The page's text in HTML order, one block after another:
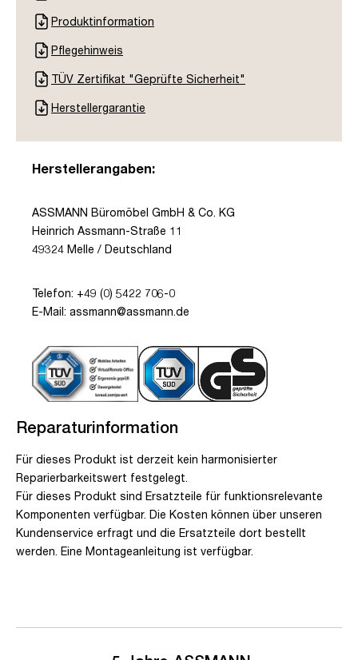
Produktinformation
Pflegehinweis
TÜV Zertifikat "Geprüfte Sicherheit"
Herstellergarantie
Herstellerangaben:
ASSMANN Büromöbel GmbH & Co. KG
Heinrich Assmann-Straße 11
49324 Melle / Deutschland
Telefon: +49 (0) 5422 706-0
E-Mail: assmann@assmann.de
Reparaturinformation
Für dieses Produkt ist derzeit kein harmonisierter
Reparierbarkeitswert festgelegt.
Für dieses Produkt sind Ersatzteile für funktionsrelevante
Komponenten verfügbar. Die Kosten können über unseren
Kundenservice erfragt und die Ersatzteile dort bestellt
werden. Eine Montageanleitung ist verfügbar.